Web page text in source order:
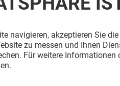
navigieren, akzeptieren Sie
zu messen und Ihnen
Für weitere